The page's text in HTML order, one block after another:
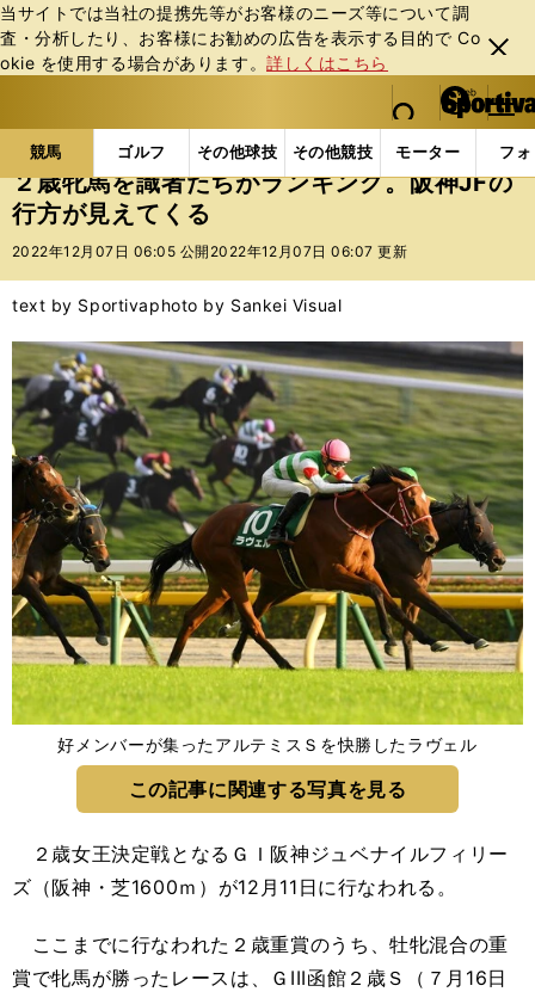
当サイトでは当社の提携先等がお客様のニーズ等について調
査・分析したり、お客様にお勧めの広告を表⽰する⽬的で Co
okie を使⽤する場合があります。詳しくはこちら
閉じ
る
web Sportiva (webスポルティーバ)
検索
マイペ
ー
ジ
メニュ
競馬 ゴルフ その他球技 その他競技 モーター フ
b
ス
ポ
ル
バ
競馬の記事一覧 競馬 ２歳牝馬を識者たちがランキ
２歳牝馬を識者たちがランキング。阪神JFの
行方が見えてくる
2022年12月07日 06:05 公開 2022年12月07日 06:07 更新
text by Sportivaphoto by Sankei Visual
好メンバーが集ったアルテミスＳを快勝したラヴェル
この記事に関連する写真を見る
２歳女王決定戦となるＧＩ阪神ジュベナイルフィリー
ズ（阪神・芝1600ｍ）が12月11日に行なわれる。
ここまでに行なわれた２歳重賞のうち、牡牝混合の重
賞で牝馬が勝ったレースは、ＧIII函館２歳Ｓ（７月16日